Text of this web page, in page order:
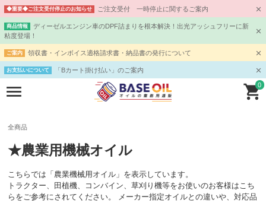
◆重要◆ご注文受付停止のお知らせ ご注文受付 一時停止に関するご案内
商品情報
ディーゼルエンジン車のDPF詰まりを根本解決！出光アッシュフリーに新
粘度登場！
ご案内 領収書・インボイス適格請求書・納品書の発行について
お支払いについて 「Bカート掛け払い」のご案内
0
全商品
★農業用機械オイル
こちらでは「農業機械用オイル」を表示しています。
トラクター、田植機、コンバイン、草刈り機等をお使いのお客様はこち
らをご参考にされてください。 メーカー指定オイルとの違いや、対応品